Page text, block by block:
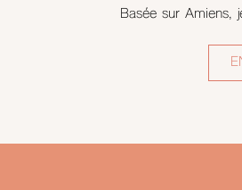
Basée sur Amiens,